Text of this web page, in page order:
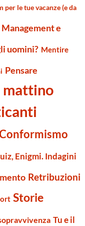
per le tue vacanze (e da
Management e
uomini? Mentire
Pensare
mattino
Enigmi. Indagini
Retribuzioni
Storie
Tu e il